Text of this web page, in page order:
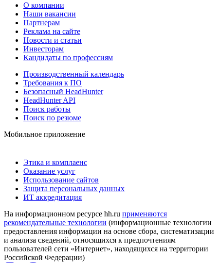
О компании
Наши вакансии
Партнерам
Реклама на сайте
Новости и статьи
Инвесторам
Кандидаты по профессиям
Производственный календарь
Требования к ПО
Безопасный HeadHunter
HeadHunter API
Поиск работы
Поиск по резюме
Мобильное приложение
Этика и комплаенс
Оказание услуг
Использование сайтов
Защита персональных данных
ИТ аккредитация
На информационном ресурсе hh.ru применяются
рекомендательные технологии (информационные технологии
предоставления информации на основе сбора, систематизации
и анализа сведений, относящихся к предпочтениям
пользователей сети «Интернет», находящихся на территории
Российской Федерации)